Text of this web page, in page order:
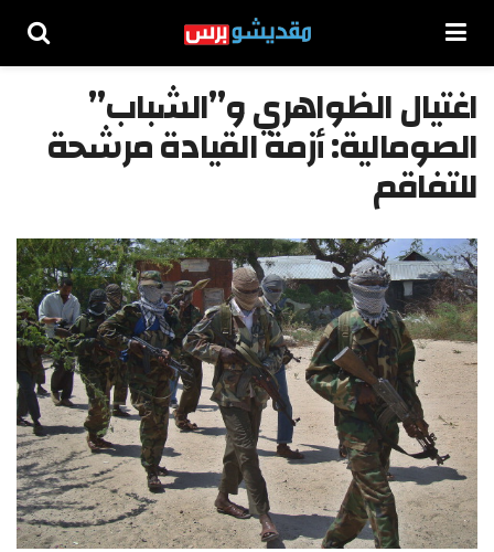
اغتيال الظواهري و”الشباب”
الصومالية: أزمة القيادة مرشحة
للتفاقم